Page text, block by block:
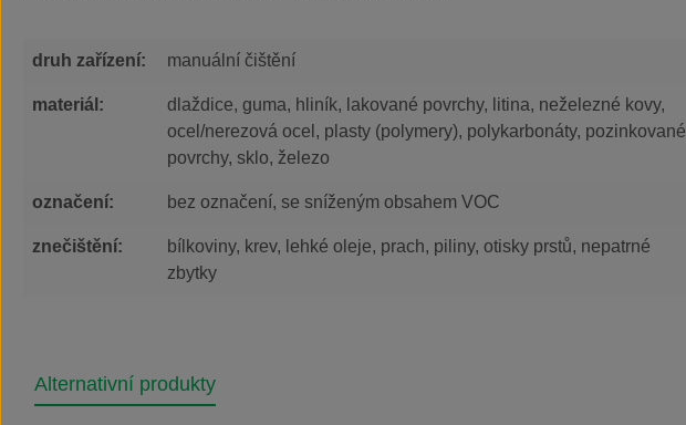
druh zařízení: manuální čištění
materiál:
dlaždice, guma, hliník, lakované povrchy, litina, neželezné kovy,
ocel/nerezová ocel, plasty (polymery), polykarbonáty, pozinkované
povrchy, sklo, železo
označení: bez označení, se sníženým obsahem VOC
znečištění:
bílkoviny, krev, lehké oleje, prach, piliny, otisky prstů, nepatrné
zbytky
Alternativní produkty